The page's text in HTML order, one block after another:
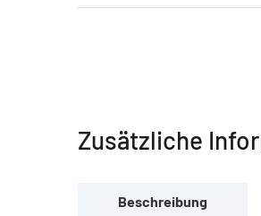
Zusätzliche
Beschreibung